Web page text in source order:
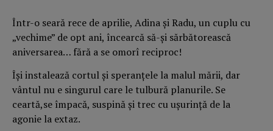
Într-o seară rece de aprilie, Adina și Radu, un cuplu cu
„vechime” de opt ani, încearcă să-și sărbătorească
aniversarea… fără a se omorî reciproc!
Își instalează cortul și speranțele la malul mării, dar
vântul nu e singurul care le tulbură planurile. Se
ceartă,se împacă, suspină și trec cu ușurință de la
agonie la extaz.